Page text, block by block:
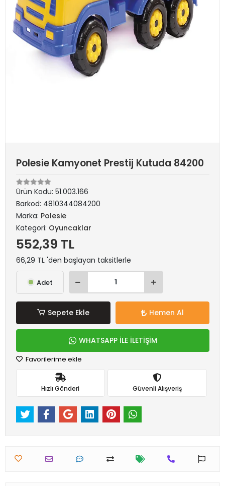
Polesie Kamyonet Prestij Kutuda 84200
Ürün Kodu: 51.003.166
Barkod: 4810344084200
Marka: Polesie
Kategori: Oyuncaklar
552,39 TL
66,29 TL 'den başlayan taksitlerle
Adet
Sepete Ekle Hemen Al
WHATSAPP İLE İLETİŞİM
Favorilerime ekle
Hızlı Gönderi Güvenli Alışveriş